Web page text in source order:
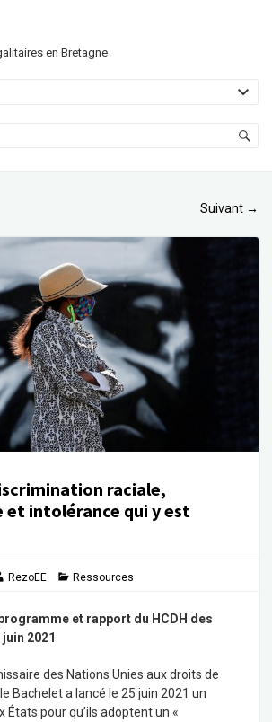
en Bretagne
Suivant →
raciale,
et intolérance qui y est
RezoEE Ressources
et rapport du HCDH des
2021
des Nations Unies aux droits de
Bachelet a lancé le 25 juin 2021 un
États pour qu’ils adoptent un «